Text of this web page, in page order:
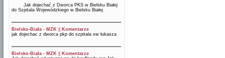
Jak dojechać z Dworca PKS w Bielsku Białej
do Szpitala Wojewódzkiego w Bielsku Białej
Bielsko-Biała - MZK
Komentarze
jak dojechac z dworca pkp do szpitala sw łukasza
Bielsko-Biała - MZK
Komentarze